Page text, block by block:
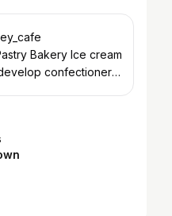
Bakery Ice cream
confectionery